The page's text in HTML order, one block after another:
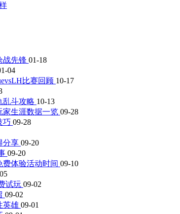
战先锋 01-18
04
比赛回顾 10-17
乱斗攻略 10-13
家生涯数据一览 09-28
巧 09-28
分享 09-20
09-20
体验活动时间 09-10
试玩 09-02
09-02
英雄 09-01